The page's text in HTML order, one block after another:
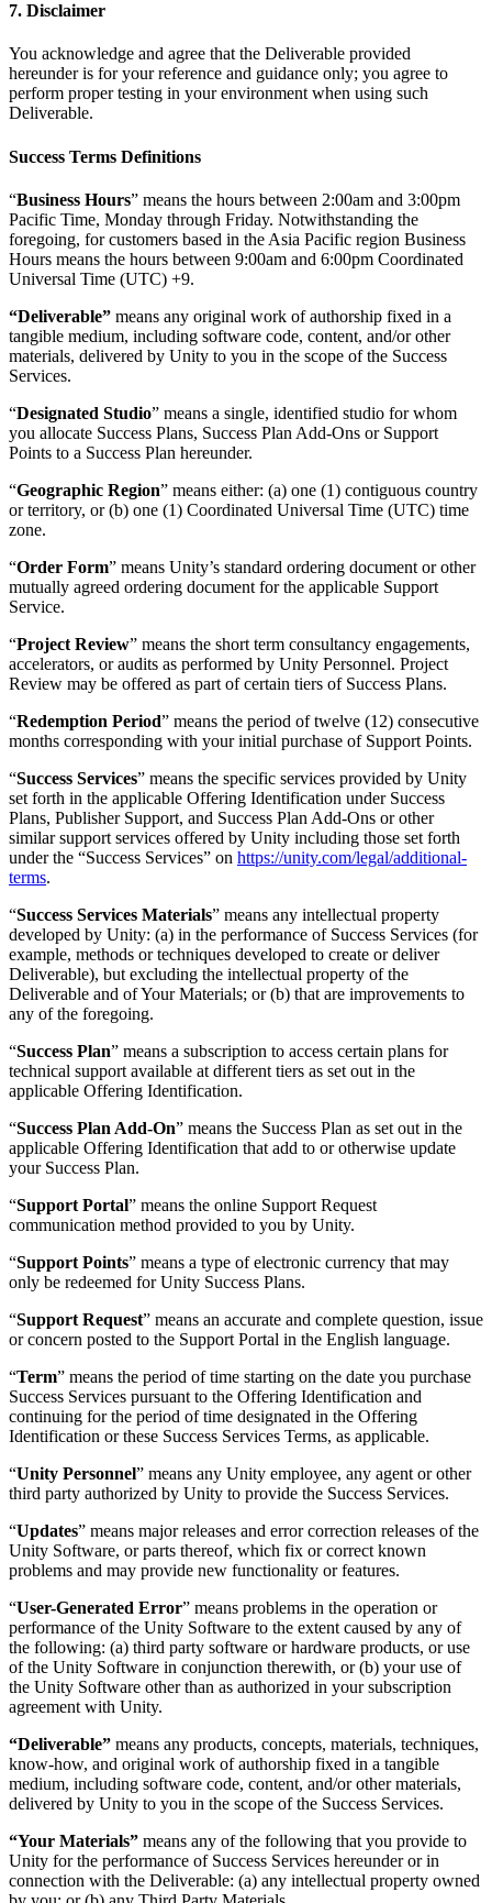
7. Disclaimer
You acknowledge and agree that the Deliverable provided
hereunder is for your reference and guidance only; you agree to
perform proper testing in your environment when using such
Deliverable.
Success Terms Definitions
“Business Hours” means the hours between 2:00am and 3:00pm
Pacific Time, Monday through Friday. Notwithstanding the
foregoing, for customers based in the Asia Pacific region Business
Hours means the hours between 9:00am and 6:00pm Coordinated
Universal Time (UTC) +9.
“Deliverable” means any original work of authorship fixed in a
tangible medium, including software code, content, and/or other
materials, delivered by Unity to you in the scope of the Success
Services.
“Designated Studio” means a single, identified studio for whom
you allocate Success Plans, Success Plan Add-Ons or Support
Points to a Success Plan hereunder.
“Geographic Region” means either: (a) one (1) contiguous country
or territory, or (b) one (1) Coordinated Universal Time (UTC) time
zone.
“Order Form” means Unity’s standard ordering document or other
mutually agreed ordering document for the applicable Support
Service.
“Project Review” means the short term consultancy engagements,
accelerators, or audits as performed by Unity Personnel. Project
Review may be offered as part of certain tiers of Success Plans.
“Redemption Period” means the period of twelve (12) consecutive
months corresponding with your initial purchase of Support Points.
“Success Services” means the specific services provided by Unity
set forth in the applicable Offering Identification under Success
Plans, Publisher Support, and Success Plan Add-Ons or other
similar support services offered by Unity including those set forth
under the “Success Services” on https://unity.com/legal/additional-
terms.
“Success Services Materials” means any intellectual property
developed by Unity: (a) in the performance of Success Services (for
example, methods or techniques developed to create or deliver
Deliverable), but excluding the intellectual property of the
Deliverable and of Your Materials; or (b) that are improvements to
any of the foregoing.
“Success Plan” means a subscription to access certain plans for
technical support available at different tiers as set out in the
applicable Offering Identification.
“Success Plan Add-On” means the Success Plan as set out in the
applicable Offering Identification that add to or otherwise update
your Success Plan.
“Support Portal” means the online Support Request
communication method provided to you by Unity.
“Support Points” means a type of electronic currency that may
only be redeemed for Unity Success Plans.
“Support Request” means an accurate and complete question, issue
or concern posted to the Support Portal in the English language.
“Term” means the period of time starting on the date you purchase
Success Services pursuant to the Offering Identification and
continuing for the period of time designated in the Offering
Identification or these Success Services Terms, as applicable.
“Unity Personnel” means any Unity employee, any agent or other
third party authorized by Unity to provide the Success Services.
“Updates” means major releases and error correction releases of the
Unity Software, or parts thereof, which fix or correct known
problems and may provide new functionality or features.
“User-Generated Error” means problems in the operation or
performance of the Unity Software to the extent caused by any of
the following: (a) third party software or hardware products, or use
of the Unity Software in conjunction therewith, or (b) your use of
the Unity Software other than as authorized in your subscription
agreement with Unity.
“Deliverable” means any products, concepts, materials, techniques,
know-how, and original work of authorship fixed in a tangible
medium, including software code, content, and/or other materials,
delivered by Unity to you in the scope of the Success Services.
“Your Materials” means any of the following that you provide to
Unity for the performance of Success Services hereunder or in
connection with the Deliverable: (a) any intellectual property owned